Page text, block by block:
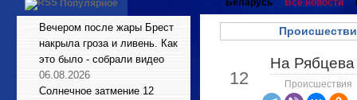
Популярное
Вечером после жары Брест
накрыла гроза и ливень. Как
это было - собрали видео
06.08.2026
Солнечное затмение 12
Беларусь Все новости
12
На
Происшествия